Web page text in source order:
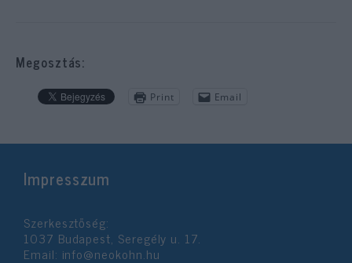
Megosztás:
Print Email
Impresszum
Szerkesztőség:
1037 Budapest, Seregély u. 17.
Email: info@neokohn.hu